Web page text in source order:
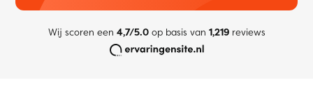
Wij scoren een 4,7/5.0op basis van 1,219reviews